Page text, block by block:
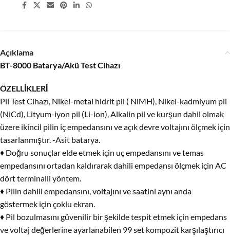
Share:
Açıklama
BT-8000 Batarya/Akü Test Cihazı
ÖZELLİKLERİ
Pil Test Cihazı, Nikel-metal hidrit pil ( NiMH), Nikel-kadmiyum pil
(NiCd), Lityum-iyon pil (Li-ion), Alkalin pil ve kurşun dahil olmak
üzere ikincil pilin iç empedansını ve açık devre voltajını ölçmek için
tasarlanmıştır. -Asit batarya.
♦ Doğru sonuçlar elde etmek için uç empedansını ve temas
empedansını ortadan kaldırarak dahili empedansı ölçmek için AC
dört terminalli yöntem.
♦ Pilin dahili empedansını, voltajını ve saatini aynı anda
göstermek için çoklu ekran.
♦ Pil bozulmasını güvenilir bir şekilde tespit etmek için empedans
ve voltaj değerlerine ayarlanabilen 99 set kompozit karşılaştırıcı